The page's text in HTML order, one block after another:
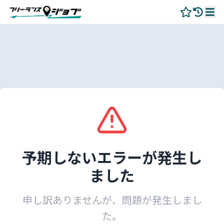
予期しないエラーが発生し
ました
申し訳ありませんが、問題が発生しまし
た。